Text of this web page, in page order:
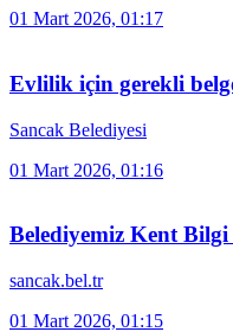
01 Mart 2026, 01:17
Evlilik için gerekli
Sancak Belediyesi
01 Mart 2026, 01:16
Belediyemiz Kent
sancak.bel.tr
01 Mart 2026, 01:15